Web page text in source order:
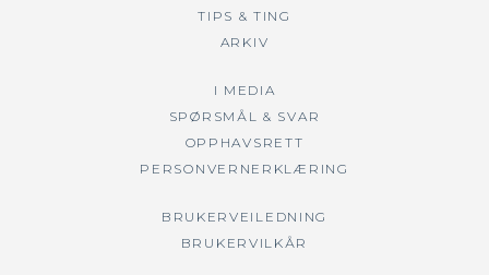
TIPS & TING
ARKIV
I MEDIA
SPØRSMÅL & SVAR
OPPHAVSRETT
PERSONVERNERKLÆRING
BRUKERVEILEDNING
BRUKERVILKÅR